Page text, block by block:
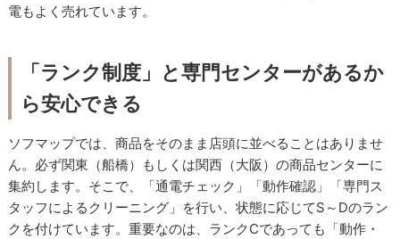
電もよく売れています。
「ランク制度」と専門センターがあるか
ら安心できる
ソフマップでは、商品をそのまま店頭に並べることはありませ
ん。必ず関東（船橋）もしくは関西（大阪）の商品センターに
集約します。そこで、「通電チェック」「動作確認」「専門ス
タッフによるクリーニング」を行い、状態に応じてS～Dのラン
クを付けています。重要なのは、ランクCであっても「動作・